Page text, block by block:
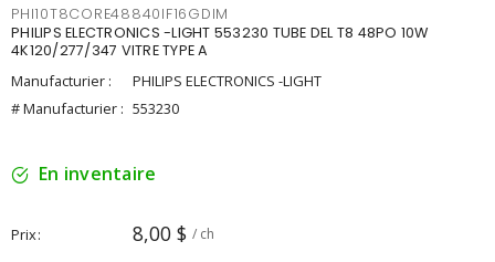
PHI10T8CORE48840IF16GDIM
PHILIPS ELECTRONICS -LIGHT 553230 TUBE DEL T8 48PO 10W
4K120/277/347 VITRE TYPE A
Manufacturier :
PHILIPS ELECTRONICS -LIGHT
# Manufacturier : 553230
En inventaire
Prix 8,00 $ / ch